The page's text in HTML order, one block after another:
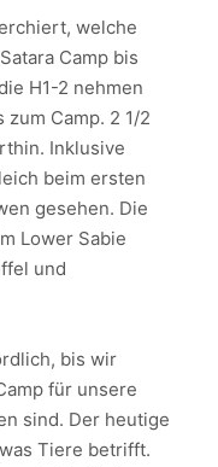
welche
Camp bis
H1-2 nehmen
Camp. 2 1/2
Inklusive
beim ersten
gesehen. Die
Lower Sabie
und
bis wir
für unsere
sind. Der heutige
Tiere betrifft.